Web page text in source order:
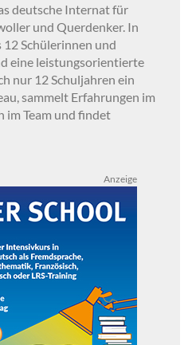
deutsche Internat für
und Querdenker. In
Schülerinnen und
eine leistungsorientierte
nur 12 Schuljahren ein
sammelt Erfahrungen im
im Team und findet
Anzeige